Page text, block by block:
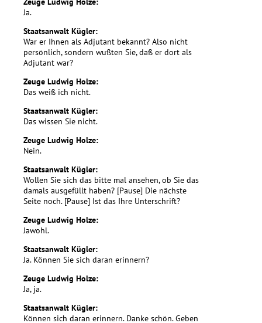
Ja.
Staatsanwalt Kügler:
War er Ihnen als Adjutant bekannt? Also nicht
persönlich, sondern wußten Sie, daß er dort als
Adjutant war?
Zeuge Ludwig Holze:
Das weiß ich nicht.
Staatsanwalt Kügler:
Das wissen Sie nicht.
Zeuge Ludwig Holze:
Nein.
Staatsanwalt Kügler:
Wollen Sie sich das bitte mal ansehen, ob Sie das
damals ausgefüllt haben? [Pause] Die nächste
Seite noch. [Pause] Ist das Ihre Unterschrift?
Zeuge Ludwig Holze:
Jawohl.
Staatsanwalt Kügler:
Ja. Können Sie sich daran erinnern?
Zeuge Ludwig Holze:
Ja, ja.
Staatsanwalt Kügler:
Können sich daran erinnern. Danke schön. Geben